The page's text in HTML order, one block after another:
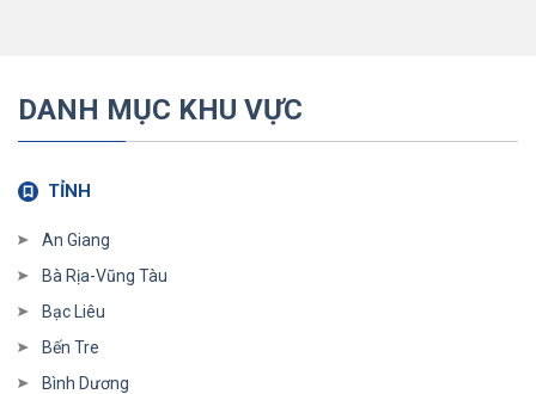
DANH MỤC KHU VỰC
TỈNH
An Giang
Bà Rịa-Vũng Tàu
Bạc Liêu
Bến Tre
Bình Dương